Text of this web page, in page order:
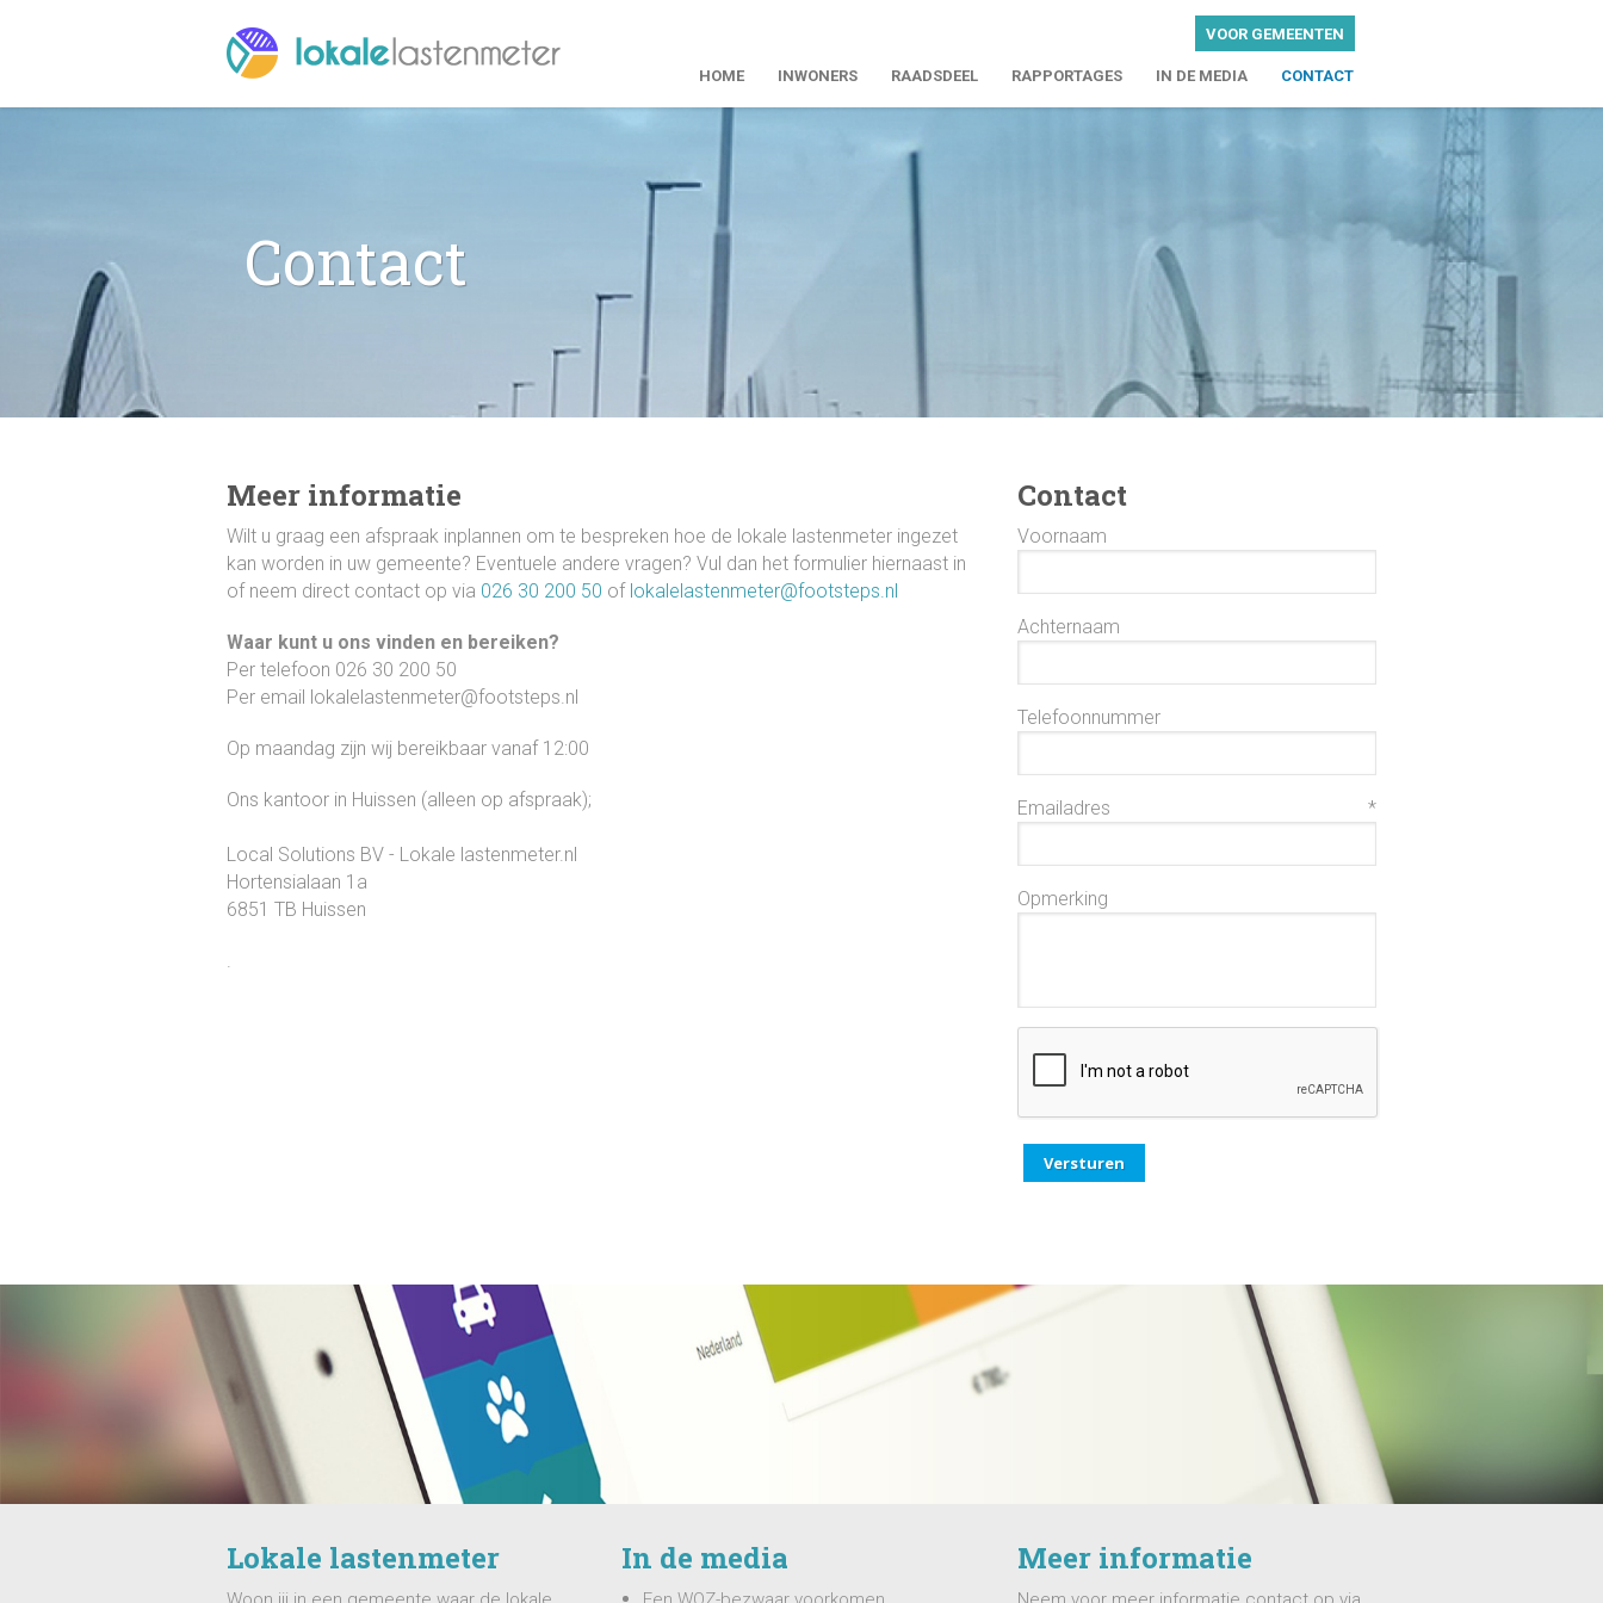
HOME INWONERS RAADSDEEL RAPPORTAGES IN DE MEDIA CONTACT
VOOR GEMEENTEN
Contact
Meer informatie
Wilt u graag een afspraak inplannen om te bespreken hoe de lokale lastenmeter ingezet
kan worden in uw gemeente? Eventuele andere vragen? Vul dan het formulier hiernaast in
of neem direct contact op via 026 30 200 50 of lokalelastenmeter@footsteps.nl
Waar kunt u ons vinden en bereiken?
Per telefoon 026 30 200 50
Per email lokalelastenmeter@footsteps.nl
Op maandag zijn wij bereikbaar vanaf 12:00
Ons kantoor in Huissen (alleen op afspraak);
Local Solutions BV - Lokale lastenmeter.nl
Hortensialaan 1a
6851 TB Huissen
.
Contact
Voornaam
Achternaam
Telefoonnummer
Emailadres *
Opmerking
Lokale lastenmeter In de media Meer informatie